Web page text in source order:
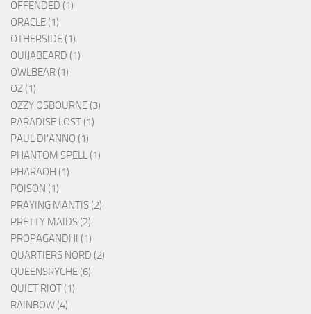
OFFENDED (1)
ORACLE (1)
OTHERSIDE (1)
OUIJABEARD (1)
OWLBEAR (1)
OZ (1)
OZZY OSBOURNE (3)
PARADISE LOST (1)
PAUL DI'ANNO (1)
PHANTOM SPELL (1)
PHARAOH (1)
POISON (1)
PRAYING MANTIS (2)
PRETTY MAIDS (2)
PROPAGANDHI (1)
QUARTIERS NORD (2)
QUEENSRYCHE (6)
QUIET RIOT (1)
RAINBOW (4)